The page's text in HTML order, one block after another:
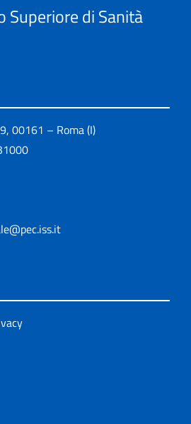
Superiore di Sanità
00161 – Roma (I)